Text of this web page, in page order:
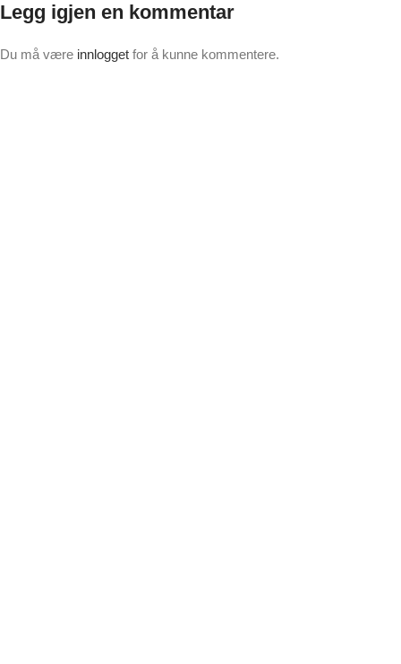
Legg igjen en kommentar
Du må være innlogget for å kunne kommentere.